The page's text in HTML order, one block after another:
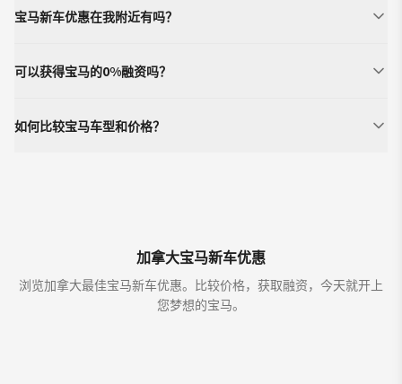
宝马新车优惠在我附近有吗？
可以获得宝马的0%融资吗？
如何比较宝马车型和价格？
加拿大宝马新车优惠
浏览加拿大最佳宝马新车优惠。比较价格，获取融资，今天就开上
您梦想的宝马。